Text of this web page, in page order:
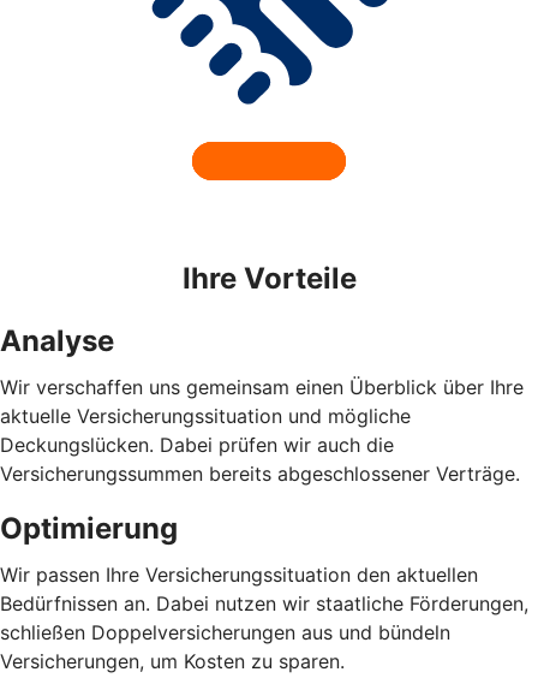
Ihre Vorteile
Analyse
Wir verschaffen uns gemeinsam einen Überblick über Ihre
aktuelle Versicherungssituation und mögliche
Deckungslücken. Dabei prüfen wir auch die
Versicherungssummen bereits abgeschlossener Verträge.
Optimierung
Wir passen Ihre Versicherungssituation den aktuellen
Bedürfnissen an. Dabei nutzen wir staatliche Förderungen,
schließen Doppelversicherungen aus und bündeln
Versicherungen, um Kosten zu sparen.